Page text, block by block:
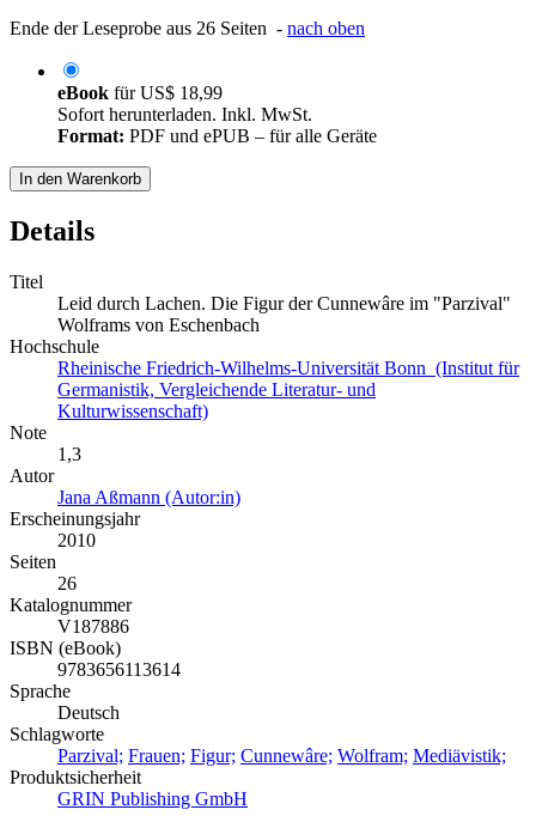
Ende der Leseprobe aus 26 Seiten - nach oben
eBook fürUS$ 18,99
Sofort herunterladen. Inkl. MwSt.
Format: PDF und ePUB – für alle Geräte
In den Warenkorb
Details
Titel
Leid durch Lachen. Die Figur der Cunnewâre im "Parzival"
Wolframs von Eschenbach
Hochschule
Rheinische Friedrich-Wilhelms-Universität Bonn (Institut für
Germanistik, Vergleichende Literatur- und
Kulturwissenschaft)
Note
1,3
Autor
Jana Aßmann (Autor:in)
Erscheinungsjahr
2010
Seiten
26
Katalognummer
V187886
ISBN (eBook)
9783656113614
Sprache
Deutsch
Schlagworte
Parzival; Frauen; Figur; Cunnewâre; Wolfram; Mediävistik;
Produktsicherheit
GRIN Publishing GmbH